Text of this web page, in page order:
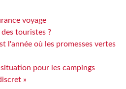
voyage
touristes ?
l'année où les promesses vertes
pour les campings
»